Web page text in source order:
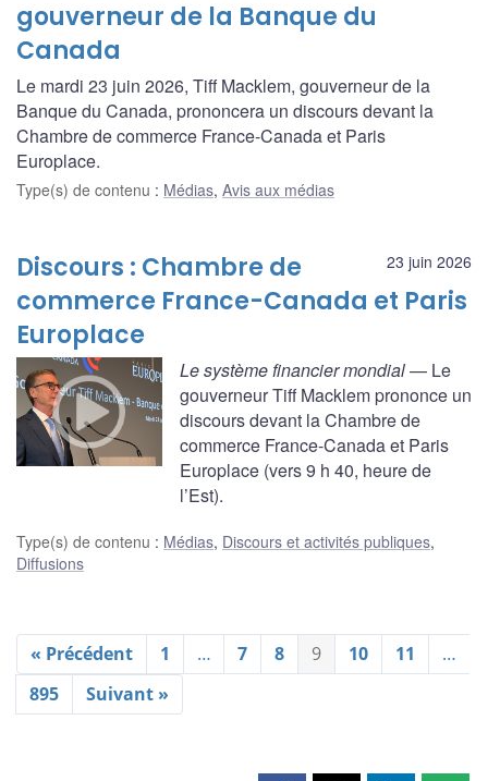
gouverneur de la Banque du
Canada
Le mardi 23 juin 2026, Tiff Macklem, gouverneur de la
Banque du Canada, prononcera un discours devant la
Chambre de commerce France-Canada et Paris
Europlace.
Type(s) de contenu : Médias, Avis aux médias
23 juin 2026
Discours : Chambre de
commerce France-Canada et Paris
Europlace
Le système financier mondial— Le
gouverneur Tiff Macklem prononce un
discours devant la Chambre de
commerce France-Canada et Paris
Europlace (vers 9 h 40, heure de
l’Est).
Type(s) de contenu : Médias, Discours et activités publiques,
Diffusions
« Précédent 1 … 7 8 9 10 11
…
895
Suivant »